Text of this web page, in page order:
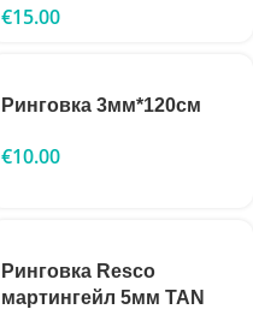
€15.00
Ринговка 3мм*120см
€10.00
Ринговка Resco
мартингейл 5мм TAN